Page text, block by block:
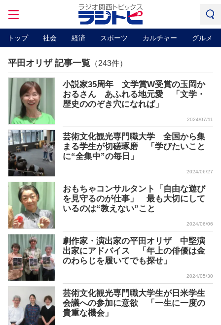
トップ 社会 経済 スポーツ カルチャー グルメ
平田オリザ 記事一覧 （243件）
小説家35周年 文学賞W受賞の玉岡か
おるさん あふれる地元愛 「文学・
歴史ののぞき穴になれば」
2024/07/11
芸術文化観光専門職大学 全国から集
まる学生が切磋琢磨 「学びたいこと
に“全集中”の毎日」
2024/06/27
おもちゃコンサルタント「自由な遊び
を見守るのが仕事」 最も大切にして
いるのは“教えない”こと
2024/06/06
劇作家・演出家の平田オリザ 中堅演
出家にアドバイス 「年上の俳優は金
のわらじを履いてでも探せ」
2024/05/30
芸術文化観光専門職大学生が日米学生
会議への参加に意欲 「一生に一度の
貴重な機会」